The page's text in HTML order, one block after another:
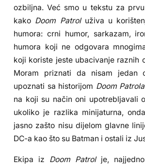
ozbiljna. Već smo u tekstu za
kako Doom Patroluživa u
humora: crni humor, sarkazam,
humora koji ne odgovara
koji koriste jeste ubacivanje raznih
Moram priznati da nisam jedan
upoznati sa historijom Doom Patrola
na koji su način oni upotrebljavali
ukoliko je razlika minijaturna,
jasno zašto nisu dijelom glavne
DC-a kao što su Batman i ostali iz
Ekipa iz Doom Patrolje,